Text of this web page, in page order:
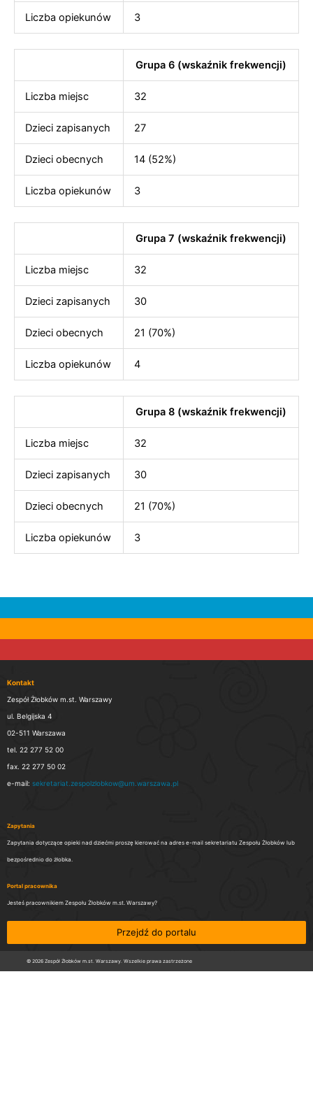
Liczba opiekunów 3
Grupa 6 (wskaźnik frekwencji)
Liczba miejsc 32
Dzieci zapisanych 27
Dzieci obecnych 14 (52%)
Liczba opiekunów 3
Grupa 7 (wskaźnik frekwencji)
Liczba miejsc 32
Dzieci zapisanych 30
Dzieci obecnych 21 (70%)
Liczba opiekunów 4
Grupa 8 (wskaźnik frekwencji)
Liczba miejsc 32
Dzieci zapisanych 30
Dzieci obecnych 21 (70%)
Liczba opiekunów 3
Kontakt
Zespół Żłobków m.st. Warszawy
ul. Belgijska 4
02-511 Warszawa
tel. 22 277 52 00
fax. 22 277 50 02
e-mail: sekretariat.zespolzlobkow@um.warszawa.pl
Zapytania
Zapytania dotyczące opieki nad dziećmi proszę kierować na adres e-mail sekretariatu Zespołu Żłobków lub
bezpośrednio do żłobka.
Portal pracownika
Jesteś pracownikiem Zespołu Żłobków m.st. Warszawy?
Przejdź do portalu
© 2026 Zespół Żłobków m.st. Warszawy. Wszelkie prawa zastrzeżone